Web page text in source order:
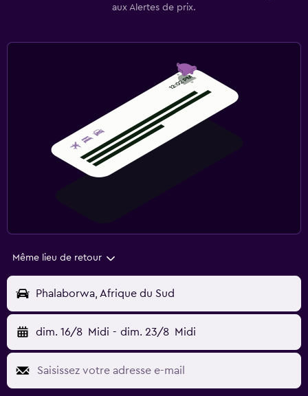
aux Alertes de prix.
Même lieu de retour
Phalaborwa, Afrique du Sud
dim. 16/8 Midi - dim. 23/8 Midi